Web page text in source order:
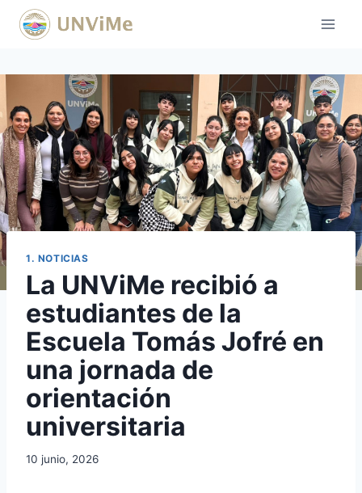
Saltar
1. NOTICIAS
La UNViMe recibió a
estudiantes de la
Escuela Tomás Jofré en
una jornada de
orientación
universitaria
10 junio, 2026